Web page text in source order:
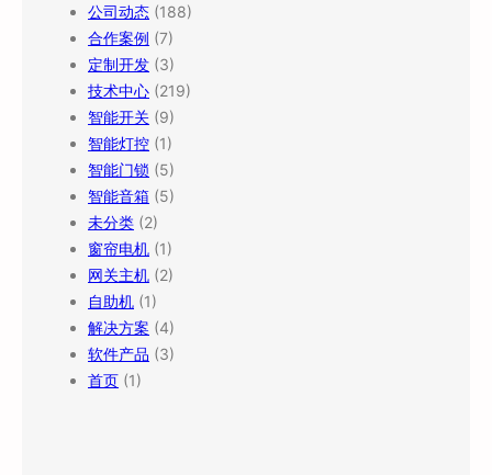
公司动态 (188)
合作案例 (7)
定制开发 (3)
技术中心 (219)
智能开关 (9)
智能灯控 (1)
智能门锁 (5)
智能音箱 (5)
未分类 (2)
窗帘电机 (1)
网关主机 (2)
自助机 (1)
解决方案 (4)
软件产品 (3)
首页 (1)